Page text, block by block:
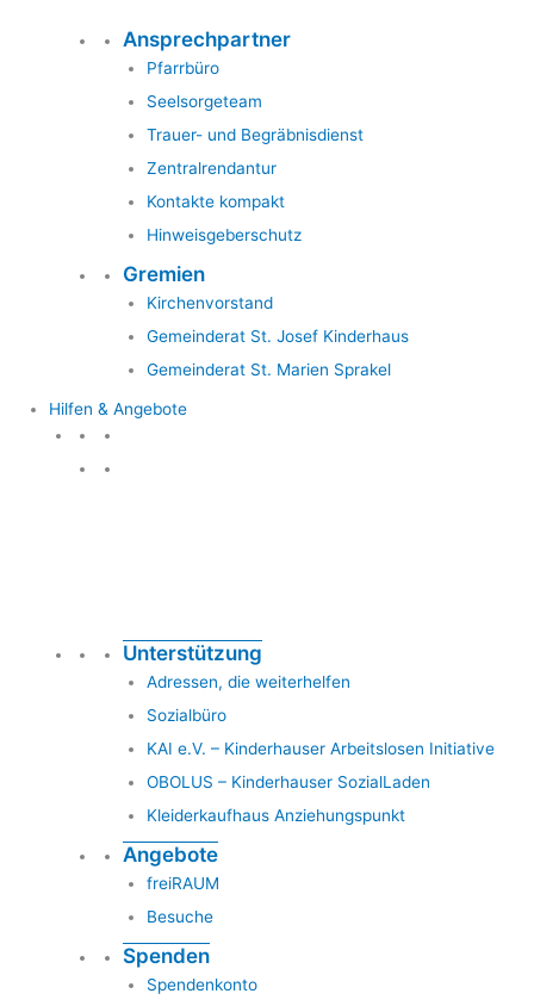
Ansprechpartner
Pfarrbüro
Seelsorgeteam
Trauer- und Begräbnisdienst
Zentralrendantur
Kontakte kompakt
Hinweisgeberschutz
Gremien
Kirchenvorstand
Gemeinderat St. Josef Kinderhaus
Gemeinderat St. Marien Sprakel
Hilfen & Angebote
Unterstützung
Adressen, die weiterhelfen
Sozialbüro
KAI e.V. – Kinderhauser Arbeitslosen Initiative
OBOLUS – Kinderhauser SozialLaden
Kleiderkaufhaus Anziehungspunkt
Angebote
freiRAUM
Besuche
Spenden
Spendenkonto